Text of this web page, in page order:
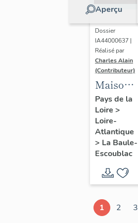
Aperçu
Dossier
IA44000637 |
Réalisé par
Charles Alain
(Contributeur)
Maison
dite villa
balnéaire
Les
Peupliers,
23
avenue
des
Pays de la
Loire >
Loire-
Atlantique
> La Baule-
Escoublac
1 2 3